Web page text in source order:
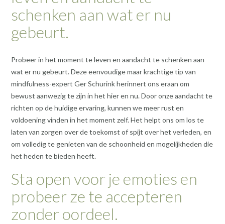
schenken aan wat er nu
gebeurt.
Probeer in het moment te leven en aandacht te schenken aan
wat er nu gebeurt. Deze eenvoudige maar krachtige tip van
mindfulness-expert Ger Schurink herinnert ons eraan om
bewust aanwezig te zijn in het hier en nu. Door onze aandacht te
richten op de huidige ervaring, kunnen we meer rust en
voldoening vinden in het moment zelf. Het helpt ons om los te
laten van zorgen over de toekomst of spijt over het verleden, en
om volledig te genieten van de schoonheid en mogelijkheden die
het heden te bieden heeft.
Sta open voor je emoties en
probeer ze te accepteren
zonder oordeel.